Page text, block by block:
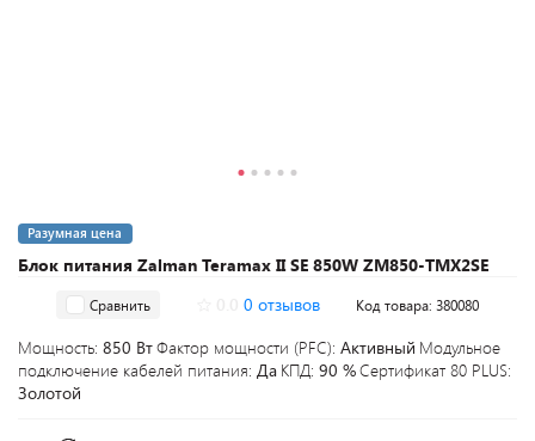
Блок питания Zalman Teramax II SE 850W ZM850-TMX2SE
Разумная цена
Сравнить 0 отзывов Код товара: 380080
Мощность: 850 ВтФактор мощности (PFC): Активный Модульное
подключение кабелей питания: Да КПД: 90 %Сертификат 80 PLUS:
Золотой